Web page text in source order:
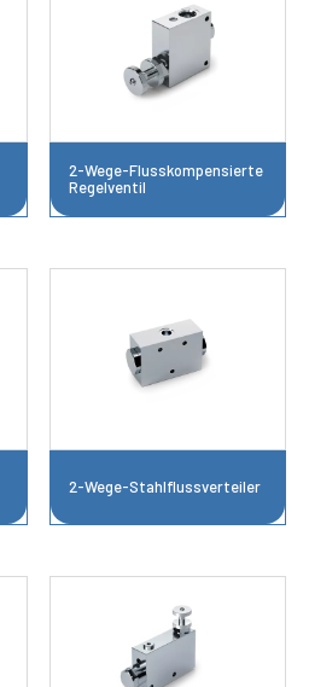
2-Wege-Flusskompensierte
Regelventil
2-Wege-Stahlflussverteiler